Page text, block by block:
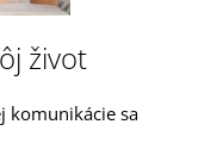
život
komunikácie sa